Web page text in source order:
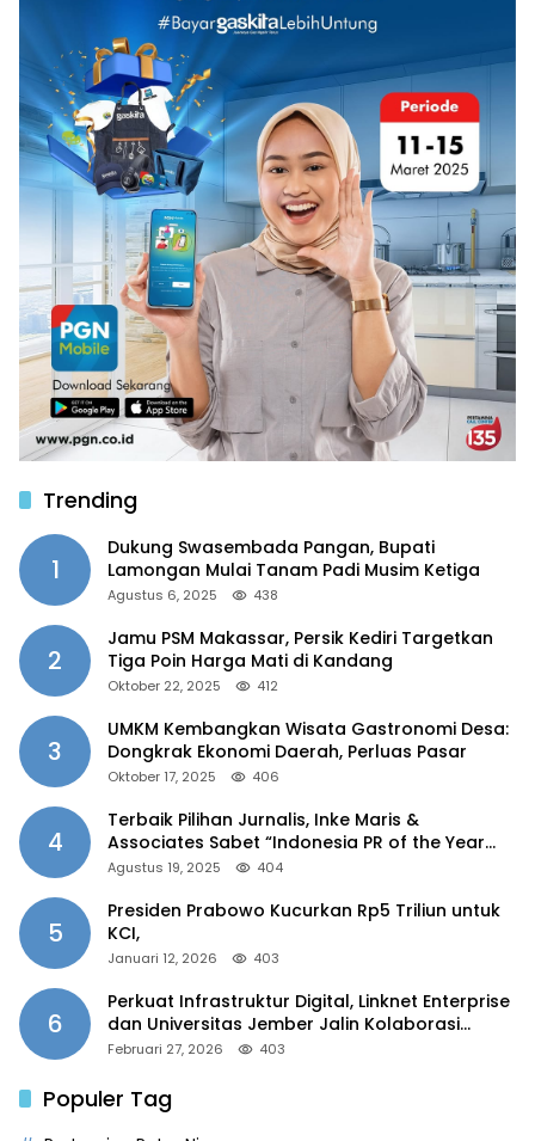
Trending
1
Dukung Swasembada Pangan, Bupati
Lamongan Mulai Tanam Padi Musim Ketiga
Agustus 6, 2025 438
2
Jamu PSM Makassar, Persik Kediri Targetkan
Tiga Poin Harga Mati di Kandang
Oktober 22, 2025 412
3
UMKM Kembangkan Wisata Gastronomi Desa:
Dongkrak Ekonomi Daerah, Perluas Pasar
Oktober 17, 2025 406
4
Terbaik Pilihan Jurnalis, Inke Maris &
Associates Sabet “Indonesia PR of the Year
2025”
Agustus 19, 2025 404
5
Presiden Prabowo Kucurkan Rp5 Triliun untuk
KCI,
Januari 12, 2026 403
6
Perkuat Infrastruktur Digital, Linknet Enterprise
dan Universitas Jember Jalin Kolaborasi
Smart Campus Berbasis AI
Februari 27, 2026 403
Populer Tag